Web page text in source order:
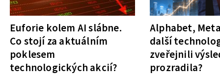
Euforie kolem AI slábne.
Co stojí za aktuálním
poklesem
technologických akcií?
Alphabet,
další
zveřejnili
prozradila?